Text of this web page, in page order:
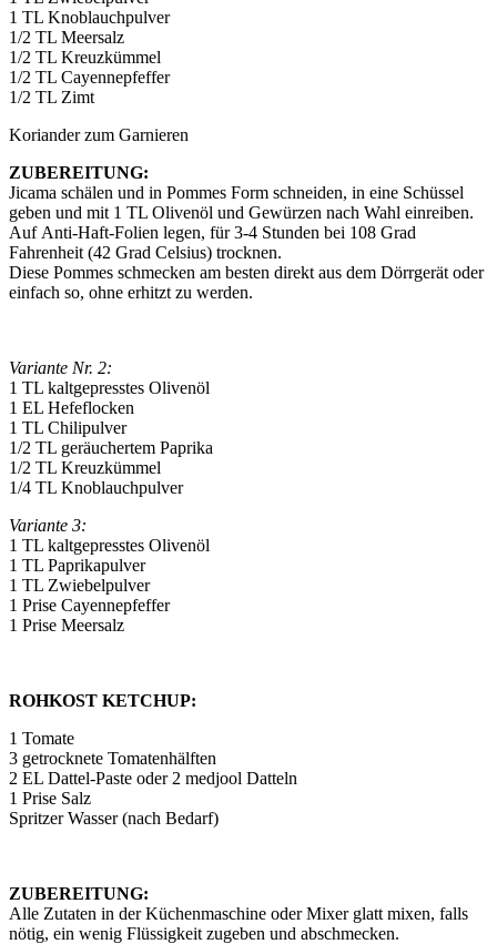
1 TL Knoblauchpulver
1/2 TL Meersalz
1/2 TL Kreuzkümmel
1/2 TL Cayennepfeffer
1/2 TL Zimt
Koriander zum Garnieren
ZUBEREITUNG:
Jicama schälen und in Pommes Form schneiden, in eine Schüssel
geben und mit 1 TL Olivenöl und Gewürzen nach Wahl einreiben.
Auf Anti-Haft-Folien legen, für 3-4 Stunden bei 108 Grad
Fahrenheit (42 Grad Celsius) trocknen.
Diese Pommes schmecken am besten direkt aus dem Dörrgerät oder
einfach so, ohne erhitzt zu werden.
Variante Nr. 2:
1 TL kaltgepresstes Olivenöl
1 EL Hefeflocken
1 TL Chilipulver
1/2 TL geräuchertem Paprika
1/2 TL Kreuzkümmel
1/4 TL Knoblauchpulver
Variante 3:
1 TL kaltgepresstes Olivenöl
1 TL Paprikapulver
1 TL Zwiebelpulver
1 Prise Cayennepfeffer
1 Prise Meersalz
ROHKOST KETCHUP:
1 Tomate
3 getrocknete Tomatenhälften
2 EL Dattel-Paste oder 2 medjool Datteln
1 Prise Salz
Spritzer Wasser (nach Bedarf)
ZUBEREITUNG:
Alle Zutaten in der Küchenmaschine oder Mixer glatt mixen, falls
nötig, ein wenig Flüssigkeit zugeben und abschmecken.